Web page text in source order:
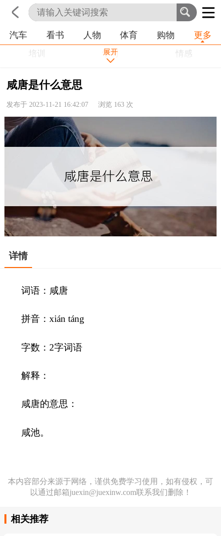
首页 科技 生活 职业
汽车 看书 人物 体育 购物 更多
培训 学习
情感
农业
健康
历史
展开
咸唐是什么意思
发布于 2023-11-21 16:42:07 浏览 163 次
详情
词语：咸唐
拼音：xián táng
字数：2字词语
解释：
咸唐的意思：
咸池。
本内容部分来源于网络，谨供免费学习使用，如有侵权，可
以通过邮箱juexin@juexinw.com联系我们删除！
相关推荐